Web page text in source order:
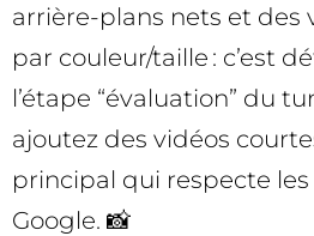
arrière-plans nets et des
par couleur/taille : c’est
l’étape “évaluation” du
ajoutez des vidéos
principal qui respecte
Google. 📸